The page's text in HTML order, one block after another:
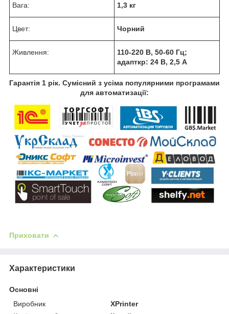
Вага: 1,3 кг
Цвет: Чорний
Живлення:
110-220 В, 50-60 Гц;
адапткр: 24 В, 2,5 А
Гарантія 1 рік. Сумісний з усіма популярними програмами
для автоматизації:
Приховати
Характеристики
Основні
Виробник
XPrinter